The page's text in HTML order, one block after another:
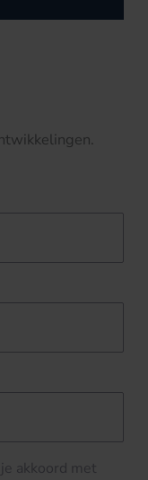
akkoord met